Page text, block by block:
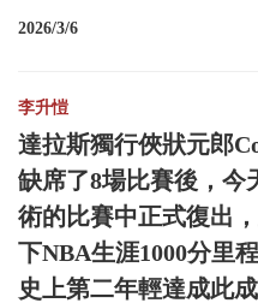
2026/3/6
李升愷
達拉斯獨行俠狀元郎
缺席了8場比賽後，今
術的比賽中正式復出
下NBA生涯1000分里
史上第二年輕達成此